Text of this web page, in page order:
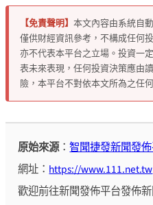
【免責聲明】 本文內容由系統自
僅供財經資訊參考，不構成任何
亦不代表本平台之立場。投資一
表未來表現，任何投資決策應由
險，本平台不對依本文所為之任
原始來源：智聞捷發新聞發
網址： https://www.111.net.tw
歡迎前往新聞發佈平台發佈新